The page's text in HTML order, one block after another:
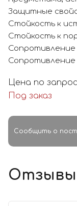
Защитные
Стойкость к
Стойкость к
Сопротивление
Сопротивление
Цена по
Под заказ
Сообщить о
Отзывы